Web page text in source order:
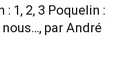
: 1, 2, 3 Poquelin :
par André